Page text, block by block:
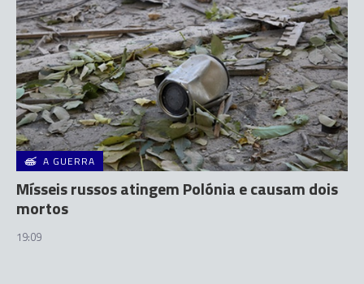
A GUERRA
Mísseis russos atingem Polónia e causam dois
mortos
19:09